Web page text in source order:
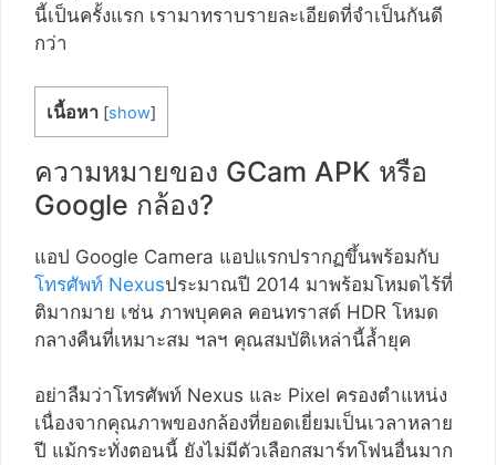
นี้เป็นครั้งแรก เรามาทราบรายละเอียดที่จำเป็นกันดี
กว่า
เนื้อหา [show]
ความหมายของ GCam APK หรือ
Google กล้อง?
แอป Google Camera แอปแรกปรากฏขึ้นพร้อมกับ
โทรศัพท์ Nexusประมาณปี 2014 มาพร้อมโหมดไร้ที่
ติมากมาย เช่น ภาพบุคคล คอนทราสต์ HDR โหมด
กลางคืนที่เหมาะสม ฯลฯ คุณสมบัติเหล่านี้ล้ำยุค
อย่าลืมว่าโทรศัพท์ Nexus และ Pixel ครองตำแหน่ง
เนื่องจากคุณภาพของกล้องที่ยอดเยี่ยมเป็นเวลาหลาย
ปี แม้กระทั่งตอนนี้ ยังไม่มีตัวเลือกสมาร์ทโฟนอื่นมาก